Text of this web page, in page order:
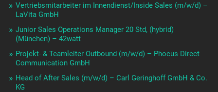
Vertriebsmitarbeiter im Innendienst/Inside Sales (m/w/d) –
LaVita GmbH
Junior Sales Operations Manager 20 Std, (hybrid)
(München) – 42watt
Projekt- & Teamleiter Outbound (m/w/d) – Phocus Direct
Communication GmbH
Head of After Sales (m/w/d) – Carl Geringhoff GmbH & Co.
KG